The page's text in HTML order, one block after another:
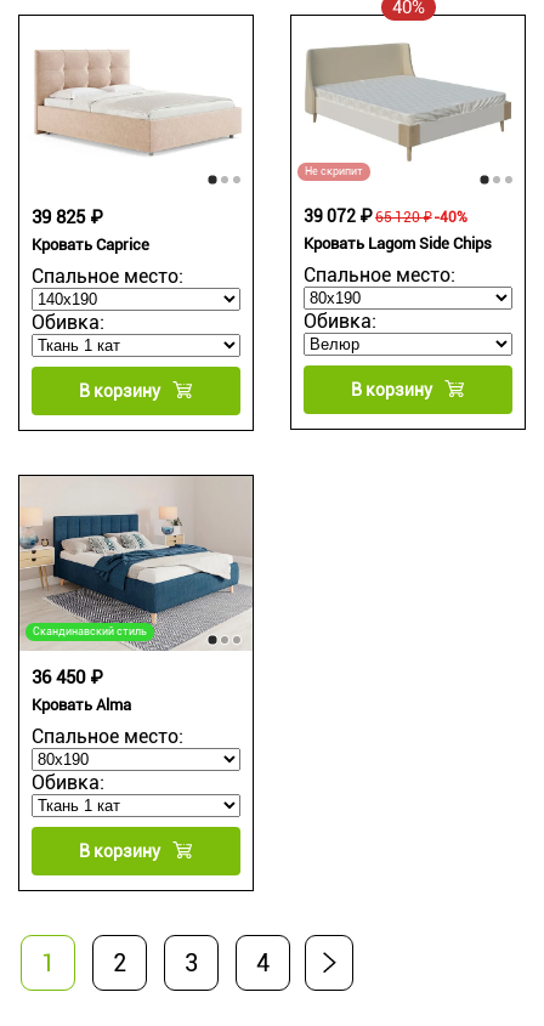
Кровать Caprice
Спальное место:
Обивка:
39 825 ₽
В корзину
40%
Не скрипит
Кровать Lagom Side Chips
Спальное место:
Обивка:
65 120 ₽
39 072 ₽ -40%
В корзину
Скандинавский стиль
Кровать Alma
Спальное место:
Обивка:
36 450 ₽
В корзину
1 2 3 4